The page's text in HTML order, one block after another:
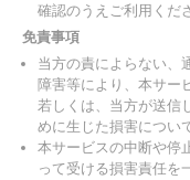
確認のうえご利用くだ
免責事項
当方の責によらない、
障害等により、本サー
若しくは、当方が送信
めに生じた損害につい
本サービスの中断や停
って受ける損害責任を